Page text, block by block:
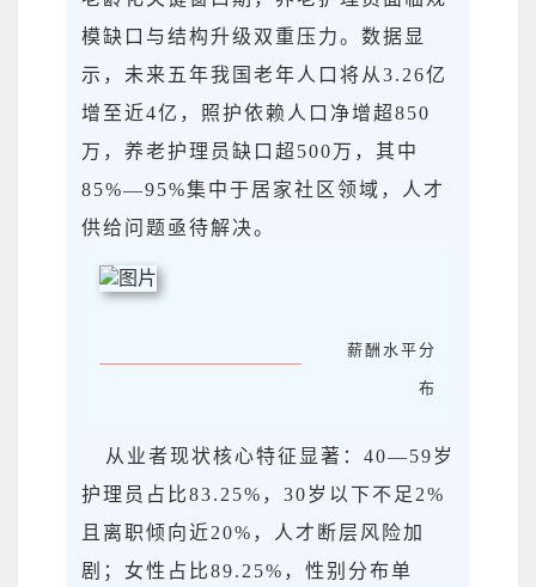
模缺口与结构升级双重压力。数据显
示，未来五年我国老年人口将从3.26亿
增至近4亿，照护依赖人口净增超850
万，养老护理员缺口超500万，其中
85%—95%集中于居家社区领域，人才
供给问题亟待解决。
薪酬水平分
布
从业者现状核心特征显著：40—59岁
护理员占比83.25%，30岁以下不足2%
且离职倾向近20%，人才断层风险加
剧；女性占比89.25%，性别分布单